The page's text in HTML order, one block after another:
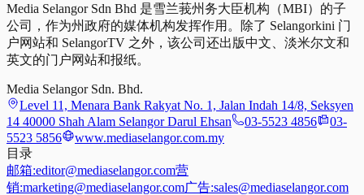
Media Selangor Sdn Bhd 是雪兰莪州务大臣机构（MBI）的子
公司，作为州政府的媒体机构发挥作用。除了 Selangorkini 门
户网站和 SelangorTV 之外，该公司还出版中文、淡米尔文和
英文的门户网站和报纸。
Media Selangor Sdn. Bhd.
Level 11, Menara Bank Rakyat No. 1, Jalan Indah 14/8, Seksyen
14 40000 Shah Alam Selangor Darul Ehsan
03-5523 4856
03-
5523 5856
www.mediaselangor.com.my
目录
邮箱:editor@mediaselangor.com营
销:marketing@mediaselangor.com广告:sales@mediaselangor.com